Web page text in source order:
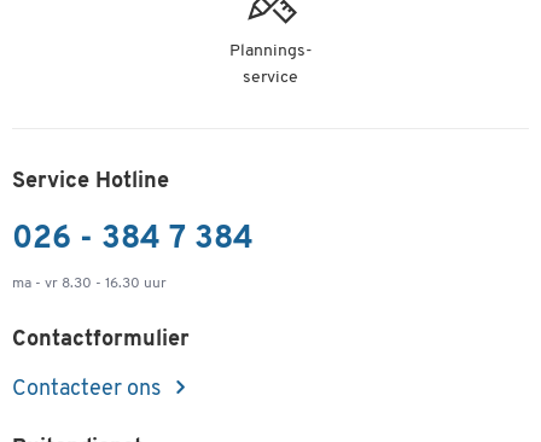
Plannings-
service
Service Hotline
026 - 384 7 384
ma - vr 8.30 - 16.30 uur
Contactformulier
Contacteer ons